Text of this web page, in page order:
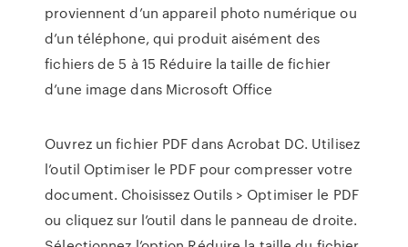
proviennent d’un appareil photo numérique ou
d’un téléphone, qui produit aisément des
fichiers de 5 à 15 Réduire la taille de fichier
d’une image dans Microsoft Office
Ouvrez un fichier PDF dans Acrobat DC. Utilisez
l’outil Optimiser le PDF pour compresser votre
document. Choisissez Outils > Optimiser le PDF
ou cliquez sur l’outil dans le panneau de droite.